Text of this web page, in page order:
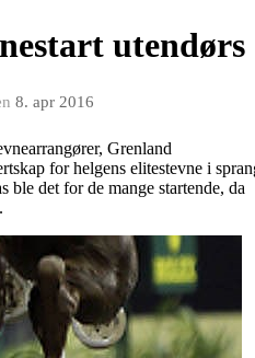
utendørs
8. apr 2016
Grenland
for helgens elitestevne i
ble det for de mange startende, da